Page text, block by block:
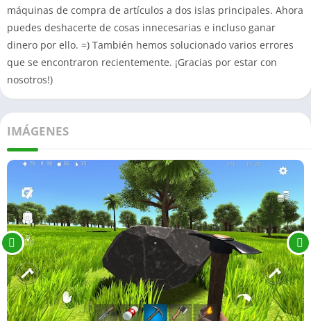
máquinas de compra de artículos a dos islas principales. Ahora
puedes deshacerte de cosas innecesarias e incluso ganar
dinero por ello. =) También hemos solucionado varios errores
que se encontraron recientemente. ¡Gracias por estar con
nosotros!)
IMÁGENES